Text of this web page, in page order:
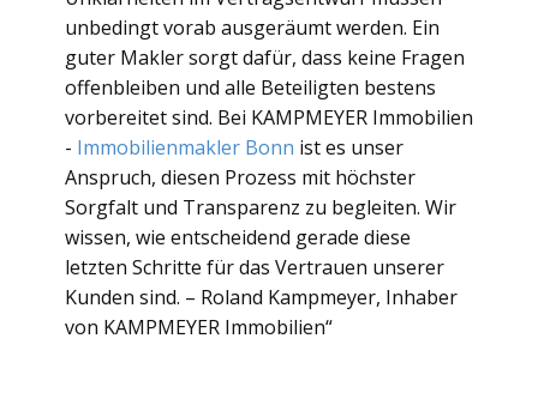
unbedingt vorab ausgeräumt werden. Ein
guter Makler sorgt dafür, dass keine Fragen
offenbleiben und alle Beteiligten bestens
vorbereitet sind. Bei KAMPMEYER Immobilien
- Immobilienmakler Bonn ist es unser
Anspruch, diesen Prozess mit höchster
Sorgfalt und Transparenz zu begleiten. Wir
wissen, wie entscheidend gerade diese
letzten Schritte für das Vertrauen unserer
Kunden sind. – Roland Kampmeyer, Inhaber
von KAMPMEYER Immobilien“